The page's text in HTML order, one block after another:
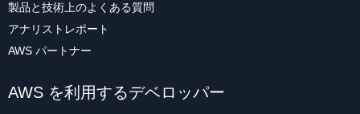
製品と技術上のよくある質問
アナリストレポート
AWS パートナー
AWS を利用するデベロッパー